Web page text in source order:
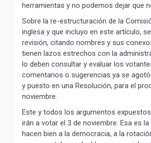
herramientas y no podemos dejar que
Sobre la re-estructuración de la
inglesa y que incluyo en este artículo,
revisión, citando nombres y sus
tienen lazos estrechos con la
lo deben consultar y evaluar los
comentarios o sugerencias ya se
y puesto en una Resolución, para el
noviembre.
Este y todos los argumentos
irán a votar el 3 de noviembre. Esa es
hacen bien a la democracia, a la